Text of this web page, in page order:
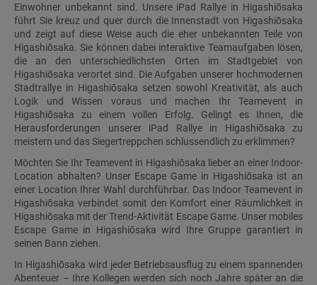
Einwohner unbekannt sind. Unsere iPad Rallye in Higashiōsaka
führt Sie kreuz und quer durch die Innenstadt von Higashiōsaka
und zeigt auf diese Weise auch die eher unbekannten Teile von
Higashiōsaka. Sie können dabei interaktive Teamaufgaben lösen,
die an den unterschiedlichsten Orten im Stadtgebiet von
Higashiōsaka verortet sind. Die Aufgaben unserer hochmodernen
Stadtrallye in Higashiōsaka setzen sowohl Kreativität, als auch
Logik und Wissen voraus und machen Ihr Teamevent in
Higashiōsaka zu einem vollen Erfolg. Gelingt es Ihnen, die
Herausforderungen unserer iPad Rallye in Higashiōsaka zu
meistern und das Siegertreppchen schlussendlich zu erklimmen?
Möchten Sie Ihr Teamevent in Higashiōsaka lieber an einer Indoor-
Location abhalten? Unser Escape Game in Higashiōsaka ist an
einer Location Ihrer Wahl durchführbar. Das Indoor Teamevent in
Higashiōsaka verbindet somit den Komfort einer Räumlichkeit in
Higashiōsaka mit der Trend-Aktivität Escape Game. Unser mobiles
Escape Game in Higashiōsaka wird Ihre Gruppe garantiert in
seinen Bann ziehen.
In Higashiōsaka wird jeder Betriebsausflug zu einem spannenden
Abenteuer – Ihre Kollegen werden sich noch Jahre später an die